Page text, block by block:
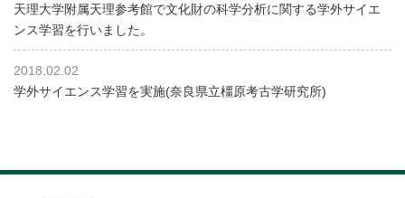
天理大学附属天理参考館で文化財の科学分析に関する学外サイエ
ンス学習を行いました。
2018.02.02
学外サイエンス学習を実施(奈良県立橿原考古学研究所)